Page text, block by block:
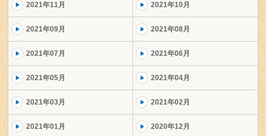
2021年11月 2021年10月
2021年09月 2021年08月
2021年07月 2021年06月
2021年05月 2021年04月
2021年03月 2021年02月
2021年01月 2020年12月